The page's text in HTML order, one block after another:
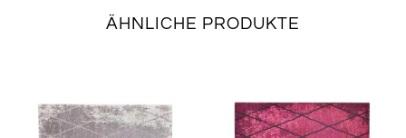
ÄHNLICHE PRODUKTE